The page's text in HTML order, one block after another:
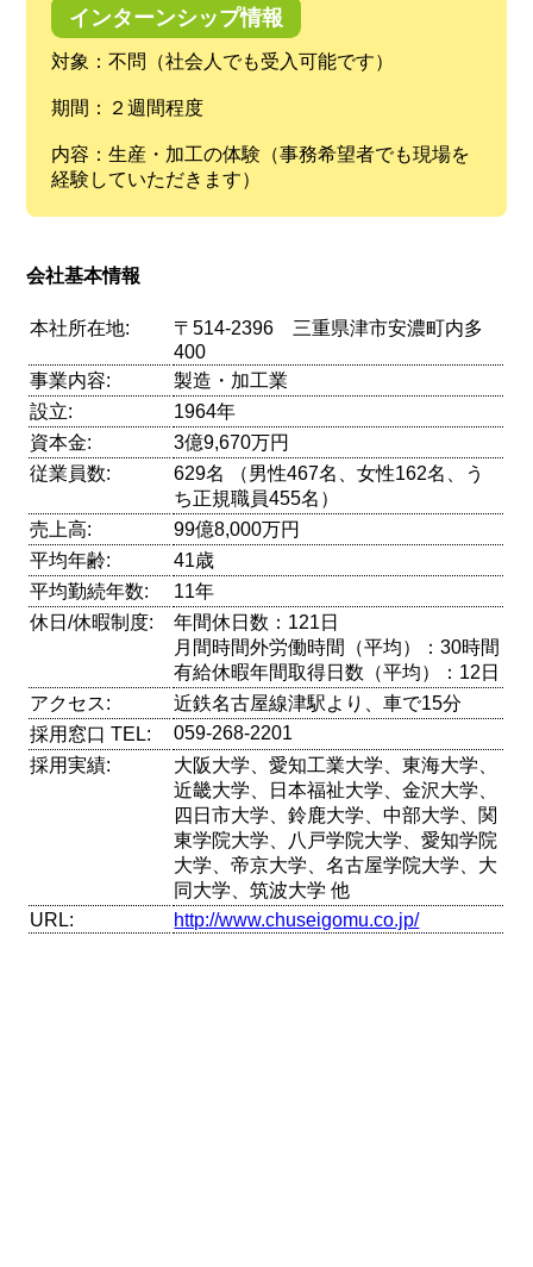
インターンシップ情報
対象：不問（社会人でも受入可能です）
期間：２週間程度
内容：生産・加工の体験（事務希望者でも現場を
経験していただきます）
会社基本情報
本社所在地:
〒514-2396 三重県津市安濃町内多
400
事業内容:
製造・加工業
設立:
1964年
資本金:
3億9,670万円
従業員数:
629名 （男性467名、女性162名、う
ち正規職員455名）
売上高:
99億8,000万円
平均年齢:
41歳
平均勤続年数:
11年
休日/休暇制度:
年間休日数：121日
月間時間外労働時間（平均）：30時間
有給休暇年間取得日数（平均）：12日
アクセス:
近鉄名古屋線津駅より、車で15分
採用窓口 TEL:
059-268-2201
採用実績:
大阪大学、愛知工業大学、東海大学、
近畿大学、日本福祉大学、金沢大学、
四日市大学、鈴鹿大学、中部大学、関
東学院大学、八戸学院大学、愛知学院
大学、帝京大学、名古屋学院大学、大
同大学、筑波大学 他
URL:
http://www.chuseigomu.co.jp/